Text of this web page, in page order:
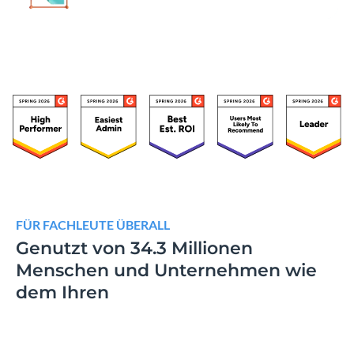
FÜR FACHLEUTE ÜBERALL
Genutzt von 34.3 Millionen
Menschen und Unternehmen wie
dem Ihren